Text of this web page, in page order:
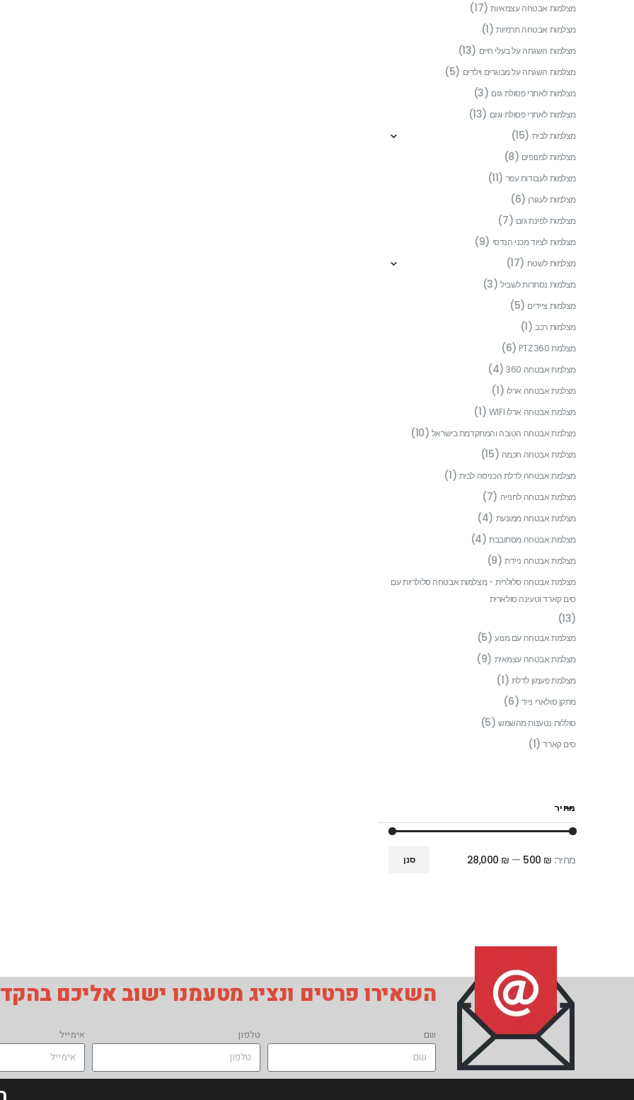
מצלמות אבטחה עצמאיות (17)
מצלמות אבטחה תרמיות (1)
מצלמות השגחה על בעלי חיים (13)
מצלמות השגחה על מבוגרים וילדים (5)
מצלמות לאתרי פסולת גזם (3)
מצלמות לאתרי פסולת וגזם (13)
מצלמות לבית (15)
מצלמות למנופים (8)
מצלמות לעבודות עפר (11)
מצלמות לעגורן (6)
מצלמות לפינת גזם (7)
מצלמות לציוד מכני הנדסי (9)
מצלמות לשטח (17)
מצלמות נסתרות לשביל (3)
מצלמות ציידים (5)
מצלמות רכב (1)
מצלמת PTZ 360 (6)
מצלמת אבטחה 360 (4)
מצלמת אבטחה ארלו (1)
מצלמת אבטחה ארלו WIFI (1)
מצלמת אבטחה הטובה והמתקדמת בישראל (10)
מצלמת אבטחה חכמה (15)
מצלמת אבטחה לדלת הכניסה לבית (1)
מצלמת אבטחה לחנייה (7)
מצלמת אבטחה ממונעת (4)
מצלמת אבטחה מסתובבת (4)
מצלמת אבטחה ניידת (9)
מצלמת אבטחה סלולרית - מצלמות אבטחה סלולריות עם
סים קארד וטעינה סולארית
(13)
מצלמת אבטחה עם מנוע (5)
מצלמת אבטחה עצמאית (9)
מצלמת פעמון לדלת (1)
מתקן סולארי נייד (6)
סוללות נטענות מהשמש (5)
סים קארד (1)
מחיר
סנן מחיר: ₪ 500
—
₪ 28,000
השאירו פרטים ונציג מטעמנו ישוב אליכם
שם טלפון אימייל